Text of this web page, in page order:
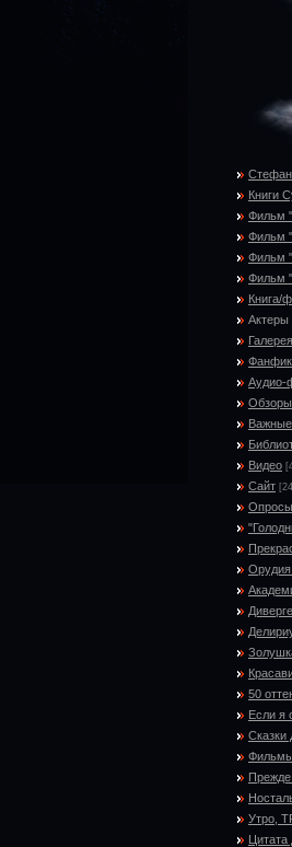
Книги
Фильм
Фильм
Фильм
Фильм
Книга/
Актеры
Галерея
Аудио-
Видео
Сайт
Опросы
50
Если я
Сказки
Утро,
Цитата